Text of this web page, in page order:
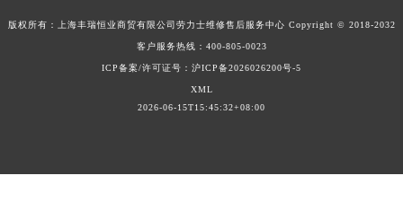
版权所有：上海丰瑞恒业商贸有限公司 劳力士维修售后服务中心 Copyright © 2018-2032
客户服务热线： 400-805-0023
ICP备案/许可证号：沪ICP备2026026200号-5
XML
2026-06-15T15:45:32+08:00